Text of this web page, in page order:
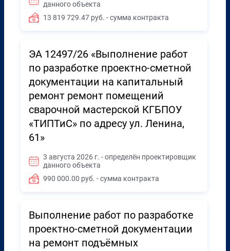
данного объекта
13 819 729.47 руб. - сумма контракта
ЭА 12497/26 «Выполнение работ
по разработке проектно-сметной
документации на капитальный
ремонт ремонт помещений
сварочной мастерской КГБПОУ
«ТИПТиС» по адресу ул. Ленина,
61»
3 августа 2026 г. - определён проектировщик
данного объекта
990 000.00 руб. - сумма контракта
Выполнение работ по разработке
проектно-сметной документации
на ремонт подъёмных